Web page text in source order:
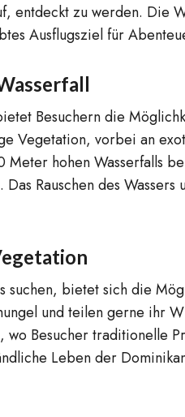
zu werden. Die
Ausflugsziel für
Besuchern die
Vegetation, vorbei an
hohen Wasserfalls
Rauschen des
bietet sich die
und teilen gerne ihr
Besucher traditionelle
Leben der